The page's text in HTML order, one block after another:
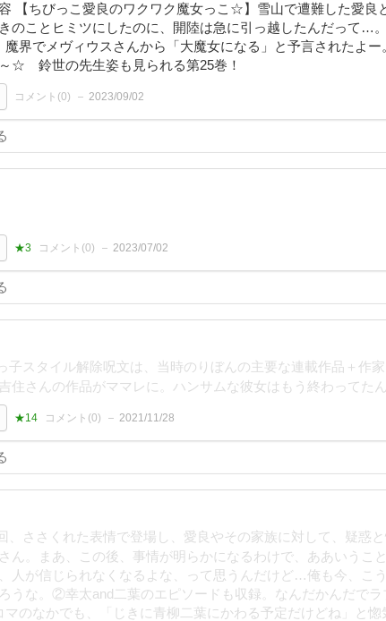
【ちびっこ愛良のワクワク魔女っこ☆】雪山で遭難した愛良
のことヒミツにしたのに、開陸は急に引っ越したんだって…
魔界でメヴィウスさんから「大魔女になる」と予言されたよー
☆ 鈴世の先生姿も見られる第25巻！
コメント(0) 2023/09/02
★3 コメント(0) 2023/07/02
子スタイル解除呪文は、当時のりぼんの主要な連載作品＋作
住さんの作品がママレに。ハンサムな彼女はもう終わってたん
★14 コメント(0) 2021/11/28
、ささくれた表情で登場し、愛良やその家族に対して、疑惑
ん。まあ、この後、事情が明らかになるわけで、ああいうこ
人が信じられなくなるよな、って思うんだけど…俺も今、こ
うな。②幸太and二葉のエピソードも収録。なんだかんだでラ
マのなかでも、「じきに青柳二葉にかわる予定だけどね」と惚